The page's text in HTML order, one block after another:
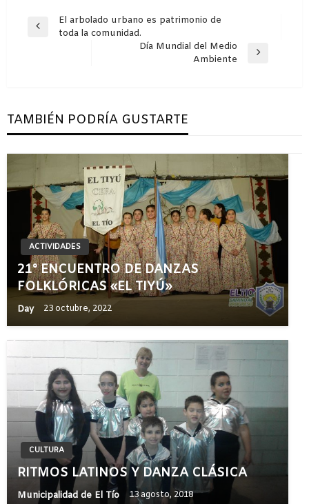
Navegación
Entrada
El arbolado urbano es patrimonio de
toda la comunidad.
Día Mundial del Medio
Ambiente
TAMBIÉN PODRÍA GUSTARTE
ACTIVIDADES
21° ENCUENTRO DE DANZAS
FOLKLÓRICAS «EL TIYÚ»
Day 23 octubre, 2022
CULTURA
RITMOS LATINOS Y DANZA CLÁSICA
Municipalidad de El Tío 13 agosto, 2018